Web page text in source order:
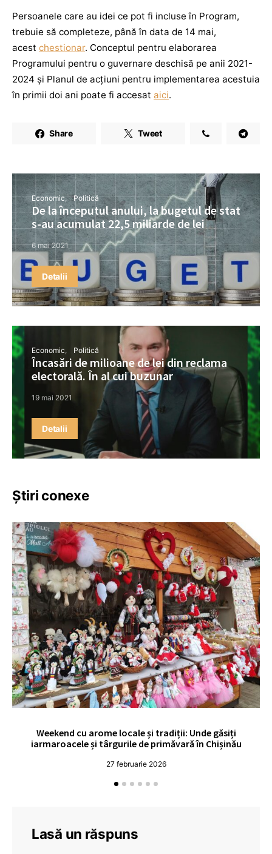
Persoanele care au idei ce pot fi incluse în Program,
trebuie să completeze, până în data de 14 mai,
acest chestionar. Conceptul pentru elaborarea
Programului pentru o guvernare deschisă pe anii 2021-
2024 și Planul de acțiuni pentru implementarea acestuia
în primii doi ani poate fi accesat aici.
Share Tweet
Economic Politică
De la începutul anului, la bugetul de stat
s-au acumulat 22,5 miliarde de lei
6 mai 2021
Detalii
Economic Politică
Încasări de milioane de lei din reclama
electorală. În al cui buzunar
19 mai 2021
Detalii
Știri conexe
Weekend cu arome locale și tradiții: Unde găsiți
iarmaroacele și târgurile de primăvară în Chișinău
27 februarie 2026
Lasă un răspuns